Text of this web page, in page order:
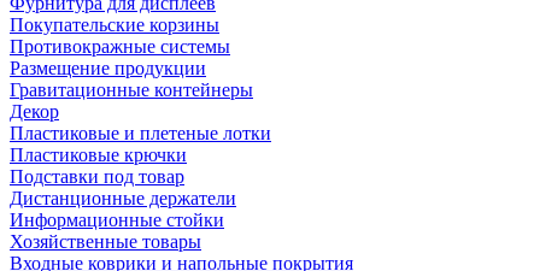
Покупательские корзины
Противокражные системы
Размещение продукции
Гравитационные контейнеры
Декор
Пластиковые и плетеные лотки
Пластиковые крючки
Подставки под товар
Дистанционные держатели
Информационные стойки
Хозяйственные товары
Входные коврики и напольные покрытия